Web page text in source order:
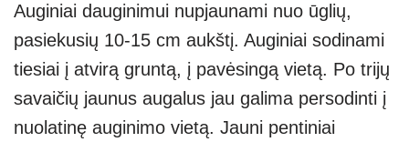
Auginiai dauginimui nupjaunami nuo ūglių,
pasiekusių 10-15 cm aukštį. Auginiai sodinami
tiesiai į atvirą gruntą, į pavėsingą vietą. Po trijų
savaičių jaunus augalus jau galima persodinti į
nuolatinę auginimo vietą. Jauni pentiniai